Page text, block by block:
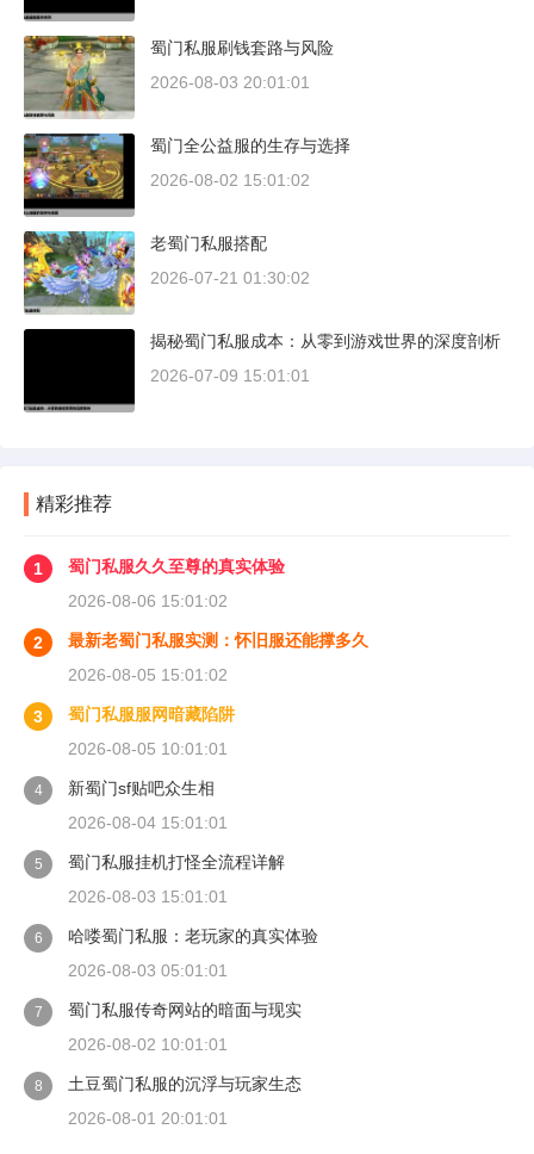
蜀门私服刷钱套路与风险
2026-08-03 20:01:01
蜀门全公益服的生存与选择
2026-08-02 15:01:02
老蜀门私服搭配
2026-07-21 01:30:02
揭秘蜀门私服成本：从零到游戏世界的深度剖析
2026-07-09 15:01:01
精彩推荐
1
蜀门私服久久至尊的真实体验
2026-08-06 15:01:02
2
最新老蜀门私服实测：怀旧服还能撑多久
2026-08-05 15:01:02
3
蜀门私服服网暗藏陷阱
2026-08-05 10:01:01
4
新蜀门sf贴吧众生相
2026-08-04 15:01:01
5
蜀门私服挂机打怪全流程详解
2026-08-03 15:01:01
6
哈喽蜀门私服：老玩家的真实体验
2026-08-03 05:01:01
7
蜀门私服传奇网站的暗面与现实
2026-08-02 10:01:01
8
土豆蜀门私服的沉浮与玩家生态
2026-08-01 20:01:01